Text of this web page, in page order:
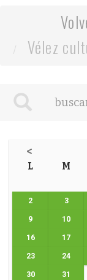
Vélez
<
L M
2 3
9 10
16 17
23 24
30 31